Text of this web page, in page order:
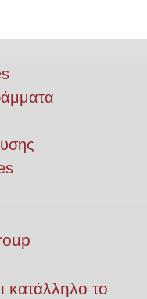
κατάλληλο το